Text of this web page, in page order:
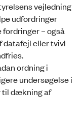
vejledning
udfordringer
– også
datafejl eller tvivl
ordning i
undersøgelse i
til dækning af